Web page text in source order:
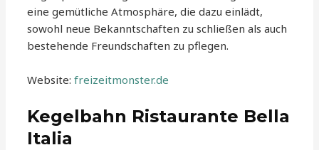
eine gemütliche Atmosphäre, die dazu einlädt,
sowohl neue Bekanntschaften zu schließen als auch
bestehende Freundschaften zu pflegen.
Website:freizeitmonster.de
Kegelbahn Ristaurante Bella
Italia